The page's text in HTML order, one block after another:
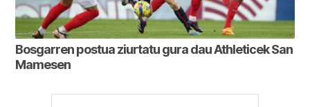
Bosgarren postua ziurtatu gura dau Athleticek San
Mamesen